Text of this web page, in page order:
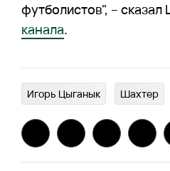
футболистов", –
канала.
Игорь Цыганык Шахтер